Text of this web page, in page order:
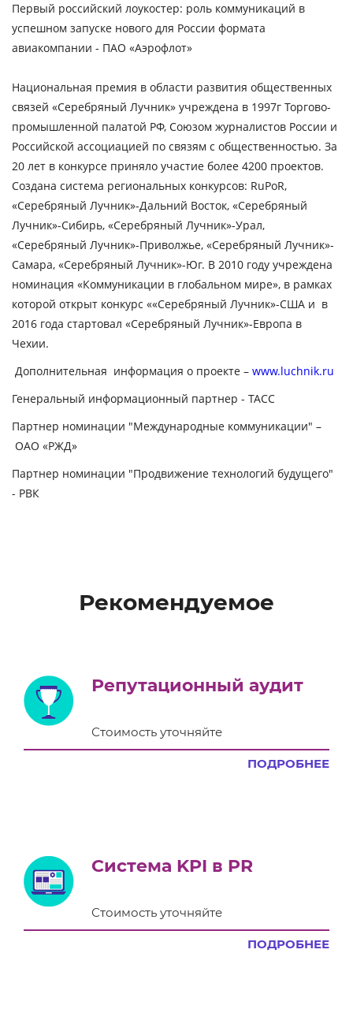
Первый российский лоукостер: роль коммуникаций в
успешном запуске нового для России формата
авиакомпании - ПАО «Аэрофлот»
Национальная премия в области развития общественных
связей «Серебряный Лучник» учреждена в 1997г Торгово-
промышленной палатой РФ, Союзом журналистов России и
Российской ассоциацией по связям с общественностью. За
20 лет в конкурсе приняло участие более 4200 проектов.
Создана система региональных конкурсов: RuPoR,
«Серебряный Лучник»-Дальний Восток, «Серебряный
Лучник»-Сибирь, «Серебряный Лучник»-Урал,
«Серебряный Лучник»-Приволжье, «Серебряный Лучник»-
Самара, «Серебряный Лучник»-Юг. В 2010 году учреждена
номинация «Коммуникации в глобальном мире», в рамках
которой открыт конкурс ««Серебряный Лучник»-США и в
2016 года стартовал «Серебряный Лучник»-Европа в
Чехии.
Дополнительная информация о проекте – www.luchnik.ru
Генеральный информационный партнер - ТАСС
Партнер номинации "Международные коммуникации" –
ОАО «РЖД»
Партнер номинации "Продвижение технологий будущего"
- РВК
Рекомендуемое
Репутационный аудит
Стоимость уточняйте
ПОДРОБНЕЕ
Система KPI в PR
Стоимость уточняйте
ПОДРОБНЕЕ